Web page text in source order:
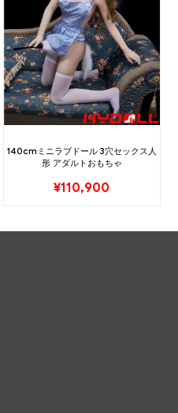
140cmミニラブドール 3穴セックス人
形 アダルトおもちゃ
¥110,900